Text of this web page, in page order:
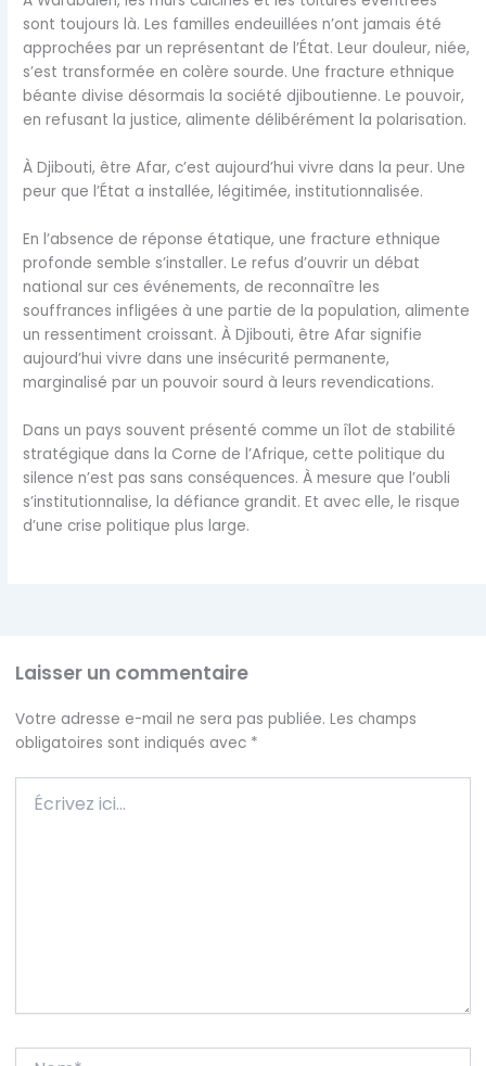
sont toujours là. Les familles endeuillées n’ont jamais été
approchées par un représentant de l’État. Leur douleur, niée,
s’est transformée en colère sourde. Une fracture ethnique
béante divise désormais la société djiboutienne. Le pouvoir,
en refusant la justice, alimente délibérément la polarisation.
À Djibouti, être Afar, c’est aujourd’hui vivre dans la peur. Une
peur que l’État a installée, légitimée, institutionnalisée.
En l’absence de réponse étatique, une fracture ethnique
profonde semble s’installer. Le refus d’ouvrir un débat
national sur ces événements, de reconnaître les
souffrances infligées à une partie de la population, alimente
un ressentiment croissant. À Djibouti, être Afar signifie
aujourd’hui vivre dans une insécurité permanente,
marginalisé par un pouvoir sourd à leurs revendications.
Dans un pays souvent présenté comme un îlot de stabilité
stratégique dans la Corne de l’Afrique, cette politique du
silence n’est pas sans conséquences. À mesure que l’oubli
s’institutionnalise, la défiance grandit. Et avec elle, le risque
d’une crise politique plus large.
Laisser un commentaire
Votre adresse e-mail ne sera pas publiée. Les champs
obligatoires sont indiqués avec *
ici…